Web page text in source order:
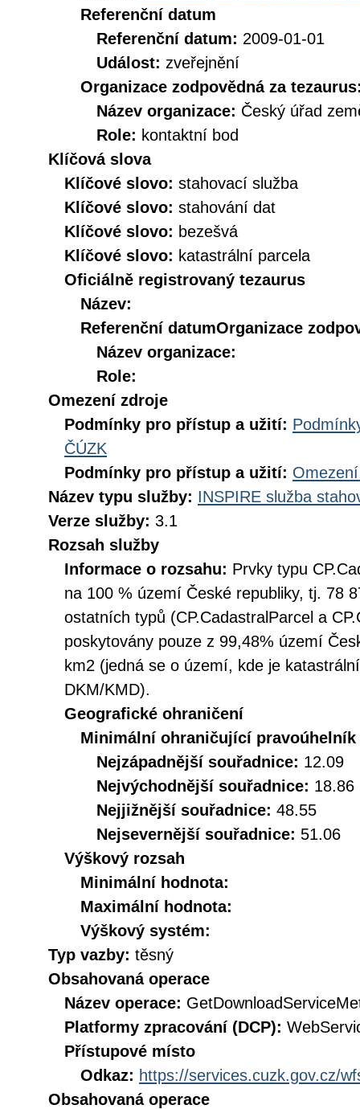
Referenční datum
Referenční datum: 2009-01-01
Událost: zveřejnění
Organizace zodpovědná za
Název organizace: Český úřad
Role: kontaktní bod
Klíčová slova
Klíčové slovo: stahovací služba
Klíčové slovo: stahování dat
Klíčové slovo: bezešvá
Klíčové slovo: katastrální parcela
Oficiálně registrovaný tezaurus
Název:
Referenční datumOrganizace
Název organizace:
Role:
Omezení zdroje
Podmínky pro přístup a užití:
ČÚZK
Podmínky pro přístup a užití:
Název typu služby: INSPIRE služba
Verze služby: 3.1
Rozsah služby
Informace o rozsahu: Prvky typu
na 100 % území České republiky, tj. 78
ostatních typů (CP.CadastralParcel a
poskytovány pouze z 99,48% území
km2 (jedná se o území, kde je
DKM/KMD).
Geografické ohraničení
Minimální ohraničující pravoúhelník
Nejzápadnější souřadnice: 12.09
Nejvýchodnější souřadnice: 18.86
Nejjižnější souřadnice: 48.55
Nejsevernější souřadnice: 51.06
Výškový rozsah
Minimální hodnota:
Maximální hodnota:
Výškový systém:
Typ vazby: těsný
Obsahovaná operace
Název operace:
Platformy zpracování (DCP):
Přístupové místo
Odkaz: https://services.cuzk.gov.cz/
Obsahovaná operace